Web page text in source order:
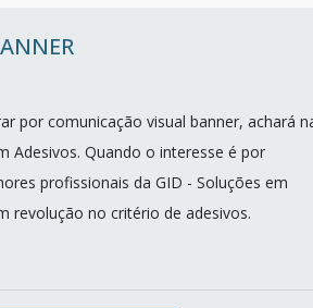
por comunicação visual banner, achará
Adesivos. Quando o interesse é por
profissionais da GID - Soluções em
revolução no critério de adesivos.